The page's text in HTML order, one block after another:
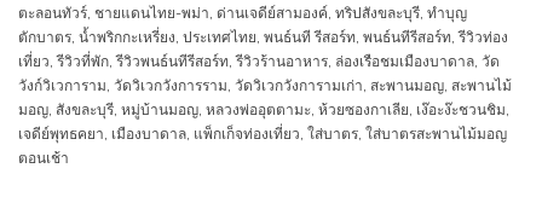
ตะลอนทัวร์, ชายแดนไทย-พม่า, ด่านเจดีย์สามองค์, ทริปสังขละบุรี, ทำบุญ
ตักบาตร, น้ำพริกกะเหรี่ยง, ประเทศไทย, พนธ์นที รีสอร์ท, พนธ์นทีรีสอร์ท,รีวิวท่อง
เที่ยว,รีวิวที่พัก,รีวิวพนธ์นทีรีสอร์ท,รีวิวร้านอาหาร, ล่องเรือชมเมืองบาดาล, วัด
วังก์วิเวการาม, วัดวิเวกวังการราม, วัดวิเวกวังการามเก่า, สะพานมอญ, สะพานไม้
มอญ, สังขละบุรี, หมู่บ้านมอญ, หลวงพ่ออุตตามะ, ห้วยซองกาเลีย, เง๊อะง๊ะชวนชิม,
เจดีย์พุทธคยา, เมืองบาดาล, แพ็กเก็จท่องเที่ยว, ใส่บาตร, ใส่บาตรสะพานไม้มอญ
ตอนเช้า